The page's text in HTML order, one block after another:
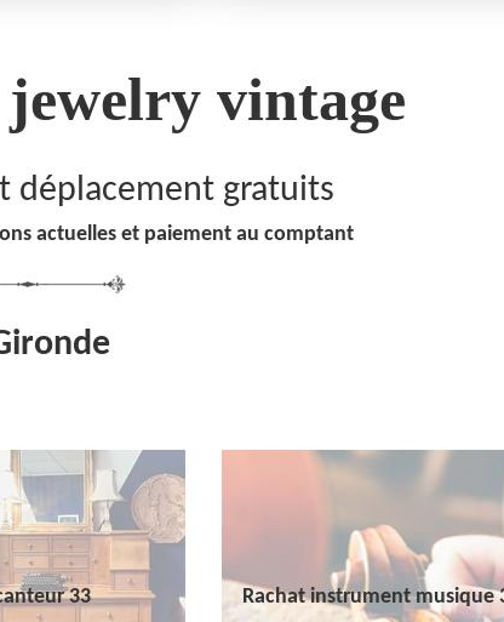
vintage
déplacement gratuits
actuelles et paiement au comptant
33 Rachat instrument musique